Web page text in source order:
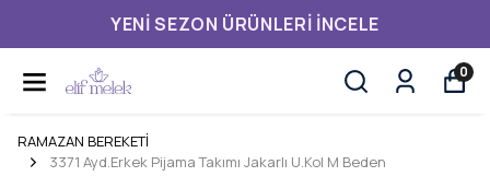
YENI SEZON ÜRÜNLERI İNCELE
0
RAMAZAN BEREKETİ
3371 Ayd.Erkek Pijama Takımı Jakarlı U.Kol M Beden